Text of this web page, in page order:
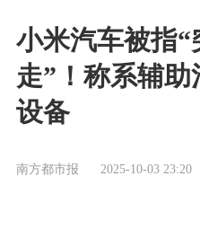
小米汽车被指
走”！称系辅
设备
南方都市报 2025-10-03 23:20